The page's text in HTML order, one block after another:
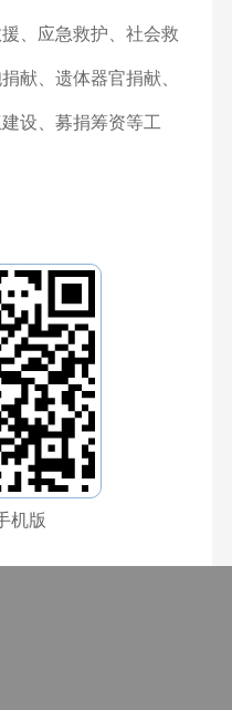
、应急救护、社会救
献、遗体器官捐献、
设、募捐筹资等工
机版